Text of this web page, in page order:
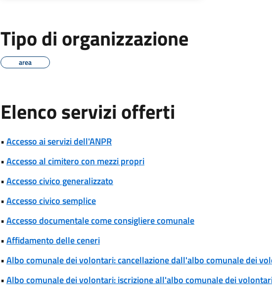
Tipo di organizzazione
area
Elenco servizi offerti
•Accesso ai servizi dell'ANPR
•Accesso al cimitero con mezzi propri
•Accesso civico generalizzato
•Accesso civico semplice
•Accesso documentale come consigliere comunale
•Affidamento delle ceneri
•Albo comunale dei volontari: cancellazione dall'albo comunale dei
•Albo comunale dei volontari: iscrizione all'albo comunale dei